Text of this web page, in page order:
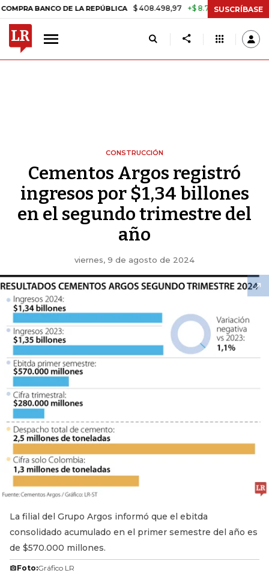
BANCO DE LA REPÚBLICA $ 408.498,97 +$ 8.753,81 +2,19% TASA
SUSCRÍBASE
CONSTRUCCIÓN
Cementos Argos registró
ingresos por $1,34 billones
en el segundo trimestre del
año
viernes, 9 de agosto de 2024
La filial del Grupo Argos informó que el ebitda
consolidado acumulado en el primer semestre del año es
de $570.000 millones.
Foto:Gráfico LR